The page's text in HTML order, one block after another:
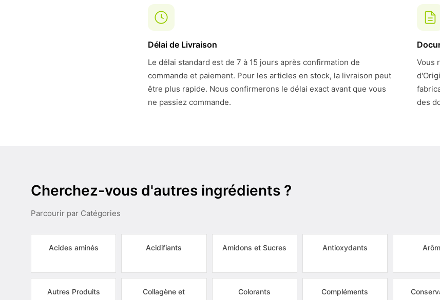
Délai de Livraison
Le délai standard est de 7 à 15 jours après confirmation de
commande et paiement. Pour les articles en stock, la livraison peut
être plus rapide. Nous confirmerons le délai exact avant que vous
ne passiez commande.
Vous
des
Cherchez-vous d'autres ingrédients ?
Parcourir par Catégories
Acides aminés Acidifiants Amidons et Sucres Antioxydants
Autres Produits
Collagène et
Colorants
Compléments